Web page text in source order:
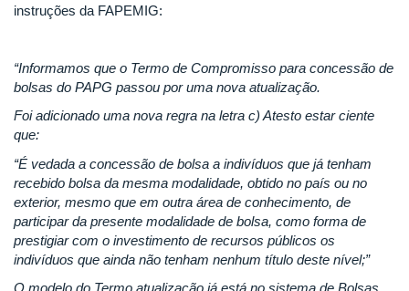
instruções da FAPEMIG:
“Informamos que o Termo de Compromisso para concessão de
bolsas do PAPG passou por uma nova atualização.
Foi adicionado uma nova regra na letra c) Atesto estar ciente
que:
“É vedada a concessão de bolsa a indivíduos que já tenham
recebido bolsa da mesma modalidade, obtido no país ou no
exterior, mesmo que em outra área de conhecimento, de
participar da presente modalidade de bolsa, como forma de
prestigiar com o investimento de recursos públicos os
indivíduos que ainda não tenham nenhum título deste nível;”